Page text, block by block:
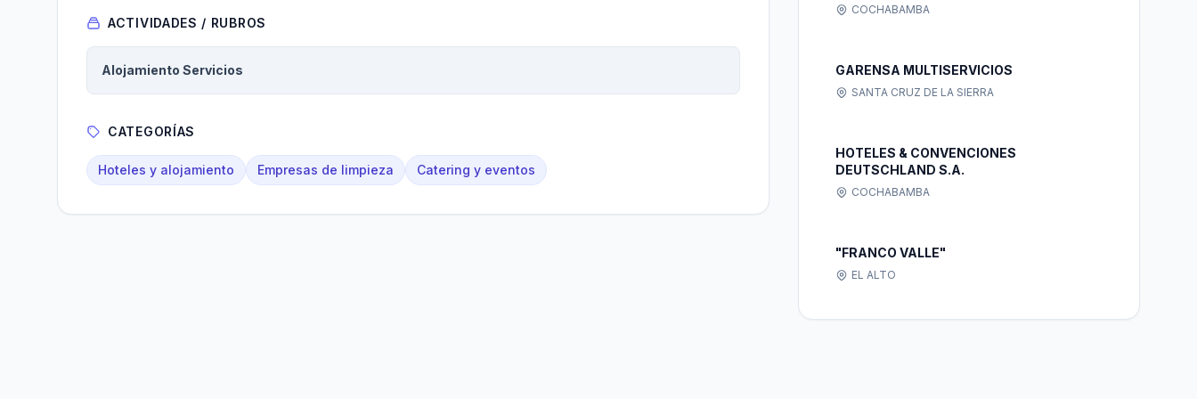
ACTIVIDADES / RUBROS
Alojamiento Servicios
CATEGORÍAS
Hoteles y alojamiento Empresas de limpieza Catering y eventos
COCHABAMBA
GARENSA MULTISERVICIOS
SANTA CRUZ DE LA SIERRA
HOTELES & CONVENCIONES
DEUTSCHLAND S.A.
COCHABAMBA
"FRANCO VALLE"
EL ALTO